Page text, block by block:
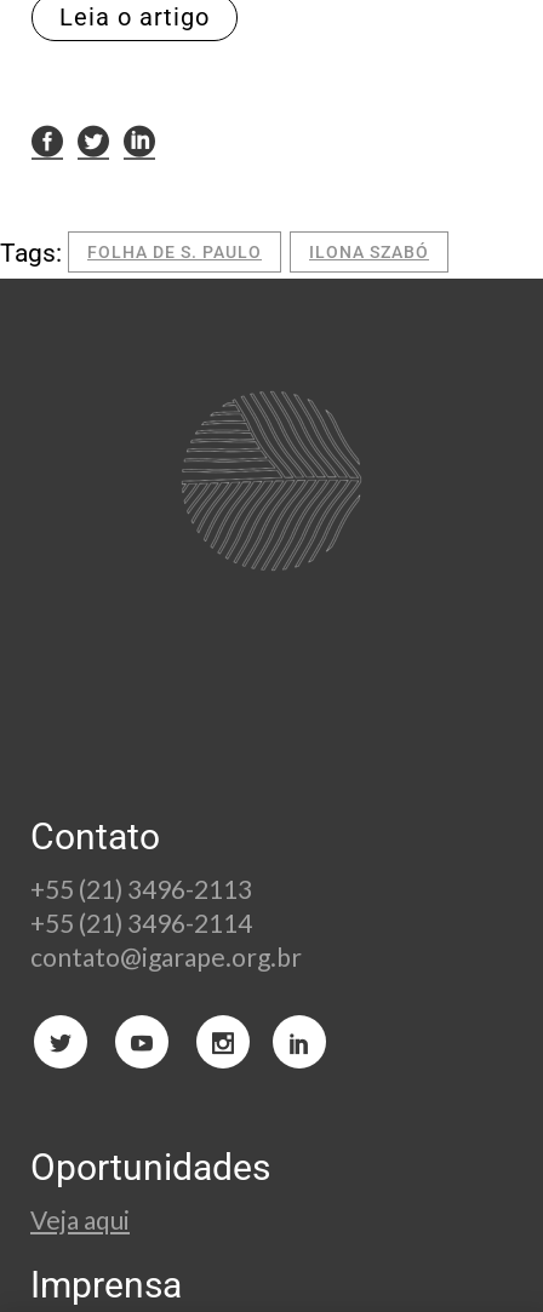
Leia o artigo
Tags: FOLHA DE S. PAULO ILONA SZABÓ
Contato
+55 (21) 3496-2113
+55 (21) 3496-2114
contato@igarape.org.br
Oportunidades
Veja aqui
Imprensa